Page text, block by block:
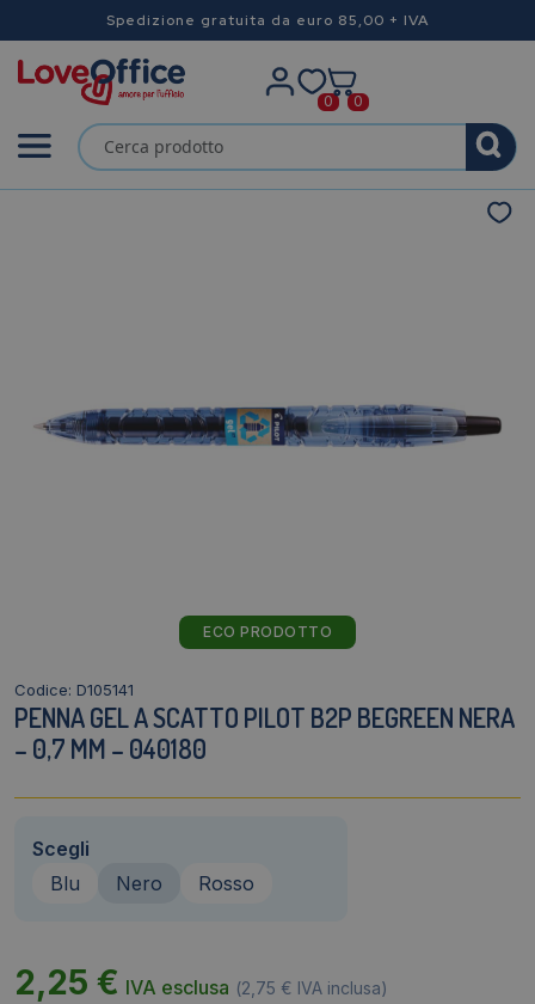
Spedizione gratuita da euro 85,00 + IVA
0 0
ECO PRODOTTO
Codice: D105141
PENNA GEL A SCATTO PILOT B2P BEGREEN NERA
– 0,7 MM – 040180
Scegli
Blu
Nero Rosso
2,25 € IVA esclusa (2,75 € IVA inclusa)